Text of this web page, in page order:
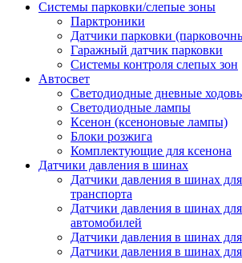
Системы парковки/слепые зоны
Парктроники
Датчики парковки
Гаражный датчик парковки
Системы контроля слепых зон
Автосвет
Светодиодные дневные
Светодиодные лампы
Ксенон (ксеноновые лампы)
Блоки розжига
Комплектующие для ксенона
Датчики давления в шинах
Датчики давления в шинах
транспорта
Датчики давления в шинах
автомобилей
Датчики давления в шинах для
Датчики давления в шинах